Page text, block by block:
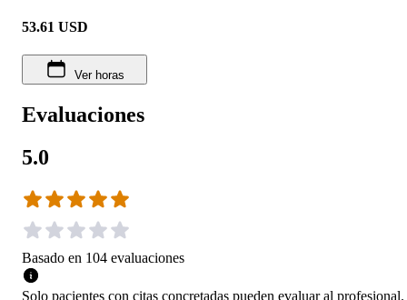
53.61 USD
Ver horas
Evaluaciones
5.0
Basado en 104 evaluaciones
Solo pacientes con citas concretadas pueden evaluar al profesional.